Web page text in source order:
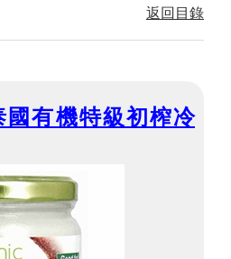
返回目錄
有機特級初榨冷